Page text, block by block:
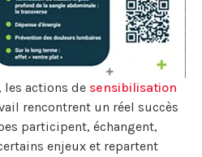
les actions de sensibilisation
rencontrent un réel succès
participent, échangent,
enjeux et repartent